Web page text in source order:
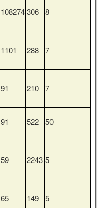
108274306 8
1101 288 7
91 210 7
91 522 50
59 2243 5
65 149 5